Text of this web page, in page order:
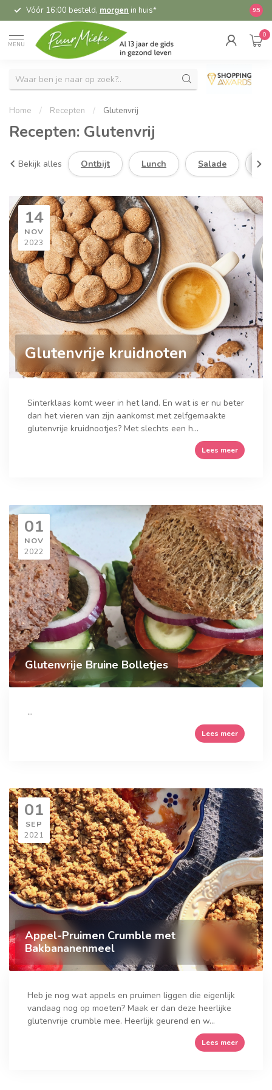
Vóór 16:00 besteld, morgen in huis* 9.5
MENU
0
Home / Recepten / Glutenvrij
Recepten: Glutenvrij
Bekijk alles Ontbijt Lunch Salade
14
NOV
2023
Glutenvrije kruidnoten
Sinterklaas komt weer in het land. En wat is er nu beter
dan het vieren van zijn aankomst met zelfgemaakte
glutenvrije kruidnootjes? Met slechts een h...
Lees meer
01
NOV
2022
Glutenvrije Bruine Bolletjes
...
Lees meer
01
SEP
2021
Appel-Pruimen Crumble met
Bakbananenmeel
Heb je nog wat appels en pruimen liggen die eigenlijk
vandaag nog op moeten? Maak er dan deze heerlijke
glutenvrije crumble mee. Heerlijk geurend en w...
Lees meer